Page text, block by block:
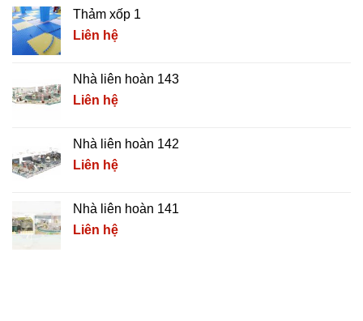
Thảm xốp 1
Liên hệ
Nhà liên hoàn 143
Liên hệ
Nhà liên hoàn 142
Liên hệ
Nhà liên hoàn 141
Liên hệ